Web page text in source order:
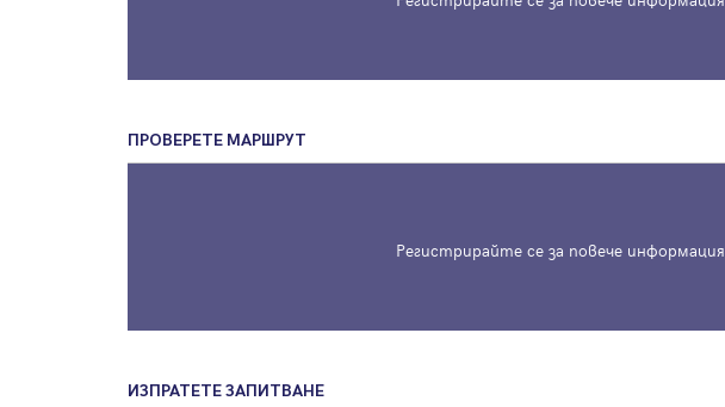
ПРОВЕРЕТЕ МАРШРУТ
Регистрирайте се за повече информация
ИЗПРАТЕТЕ ЗАПИТВАНЕ